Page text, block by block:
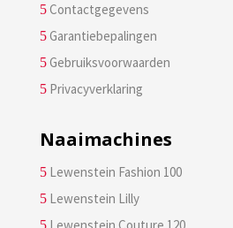
5Contactgegevens
5Garantiebepalingen
5Gebruiksvoorwaarden
5 Privacyverklaring
Naaimachines
5 Lewenstein Fashion 100
5 Lewenstein Lilly
5